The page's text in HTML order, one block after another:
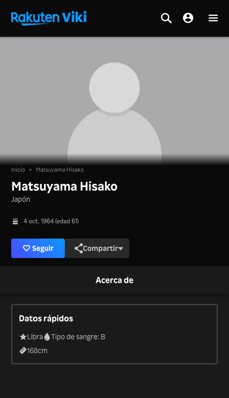
Inicio > Matsuyama Hisako
Matsuyama Hisako
Japón
4 oct. 1964 (edad 61)
Seguir Compartir
Acerca de
Datos rápidos
Libra
Tipo de sangre: B
168cm